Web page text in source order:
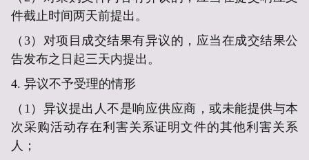
件截止时间两天前提出。
（3）对项目成交结果有异议的，应当在成交结果公
告发布之日起三天内提出。
4. 异议不予受理的情形
（1）异议提出人不是响应供应商 ，或未能提供与本
次采购活动存在利害关系证明文件的其他利害关系
人；